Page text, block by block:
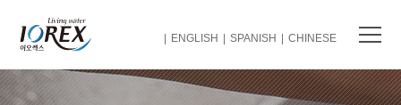
ENGLISH SPANISH CHINESE